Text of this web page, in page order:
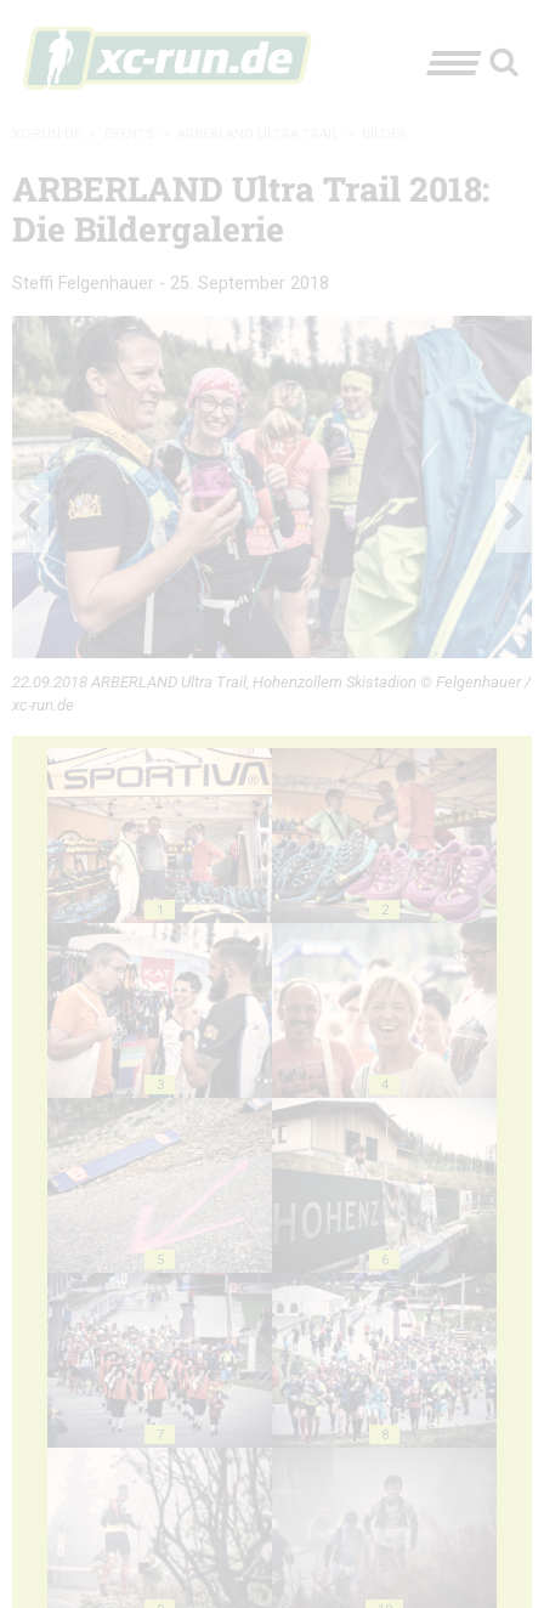
ARBERLAND Ultra Trail 2018:
Die Bildergalerie
Steffi Felgenhauer - 25. September 2018
22.09.2018 ARBERLAND Ultra Trail, Hohenzollern Skistadion © Felgenhauer /
xc-run.de
1 2
3 4
5 6
7 8